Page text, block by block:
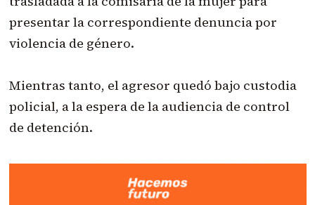
presentar la correspondiente denuncia por
violencia de género.
Mientras tanto, el agresor quedó bajo custodia
policial, a la espera de la audiencia de control
de detención.